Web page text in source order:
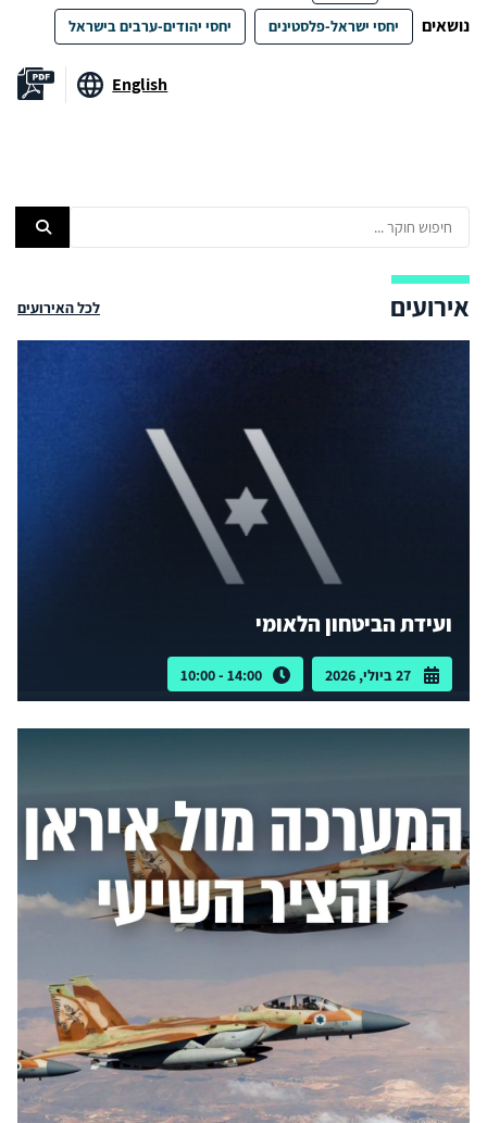
נושאים יחסי ישראל-פלסטינים יחסי יהודים-ערבים בישראל
English
אירועים לכל האירועים
ועידת הביטחון הלאומי
27 ביולי, 2026 14:00 - 10:00